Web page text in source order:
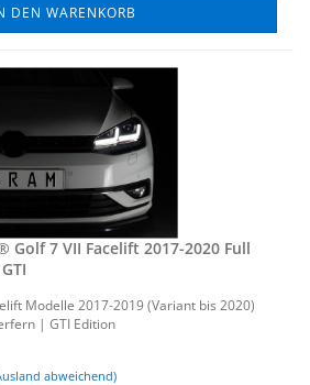
DEN WARENKORB
Golf 7 VII Face­lift 2017-​2020 Full
Mo­del­le 2017-​2019 (Va­ri­ant bis 2020)
| GTI Edi­ti­on
abweichend)